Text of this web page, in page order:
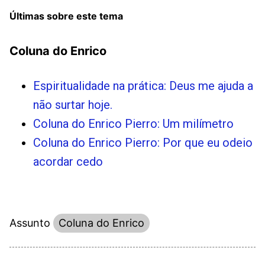
Últimas sobre este tema
Coluna do Enrico
Espiritualidade na prática: Deus me ajuda a
não surtar hoje.
Coluna do Enrico Pierro: Um milímetro
Coluna do Enrico Pierro: Por que eu odeio
acordar cedo
Assunto Coluna do Enrico